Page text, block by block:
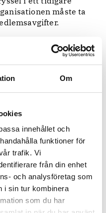
Om
innehållet och
funktioner för
trafik. Vi
från din enhet
och analysföretag som
i sin tur kombinera
som du har
måste ta
Nitz
var också på
till
Eurocop nu har fått
ledamöter från lika
från Tyskland
BRYSSEL EUROCOP
NITZ ORDFÖRANDE